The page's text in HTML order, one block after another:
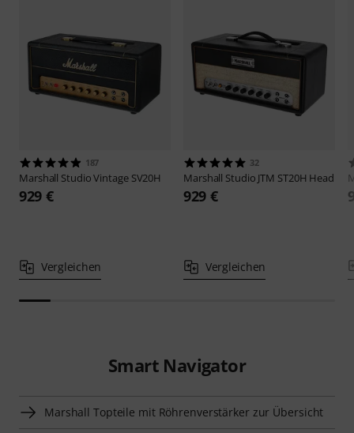
187
Marshall Studio Vintage SV20H
929 €
Vergleichen
32
Marshall Studio JTM ST20H Head
929 €
Vergleichen
Smart Navigator
Marshall Topteile mit Röhrenverstärker zur Übersicht